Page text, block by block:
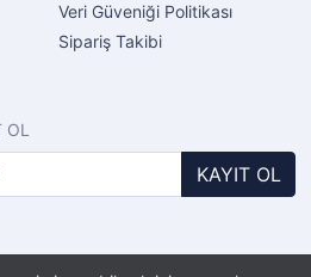
Veri Güveniği Politikası
Sipariş Takibi
KAYIT OL